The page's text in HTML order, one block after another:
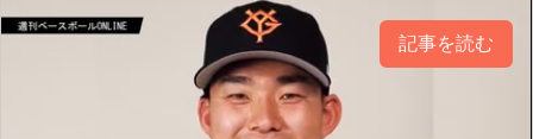
記事を読む